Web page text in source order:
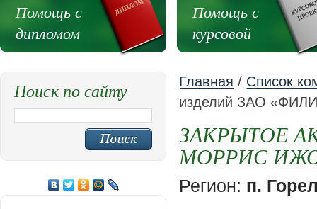
Помощь с
дипломом
Помощь с
курсовой
Главная / Список
изделий ЗАО
ЗАКРЫТОЕ
МОРРИС
Регион: п.
Поиск по сайту